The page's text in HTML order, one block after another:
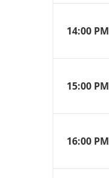
14:00 PM
15:00 PM
16:00 PM